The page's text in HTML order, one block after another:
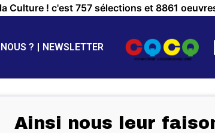
Culture ! c'est 757 sélections et 8861
? NEWSLETTER
Ainsi nous leur